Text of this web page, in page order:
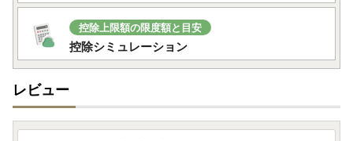
FAX ：018-853-5280
E-mail ：furusato@city.katagami.lg.jp
なお、寄附のお申込みはお盆期間中も常時受け付けておりま
何卒ご了承のほどお願い申し上げます。
控除上限額の限度額と目安
控除シミュレーション
レビュー